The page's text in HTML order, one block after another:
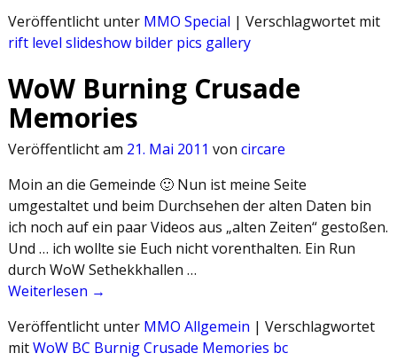
Veröffentlicht unter MMO Special | Verschlagwortet mit
rift level slideshow bilder pics gallery
WoW Burning Crusade
Memories
Veröffentlicht am 21. Mai 2011 von circare
Moin an die Gemeinde 🙂 Nun ist meine Seite
umgestaltet und beim Durchsehen der alten Daten bin
ich noch auf ein paar Videos aus „alten Zeiten“ gestoßen.
Und … ich wollte sie Euch nicht vorenthalten. Ein Run
durch WoW Sethekkhallen …
Weiterlesen →
Veröffentlicht unter MMO Allgemein | Verschlagwortet
mitWoW BC Burnig Crusade Memories bc